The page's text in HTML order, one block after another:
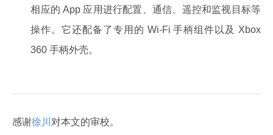
相应的 App 应用进行配置、通信、遥控和监视目标等
操作。它还配备了专用的 Wi-Fi 手柄组件以及 Xbox
360 手柄外壳。
感谢徐川 对本文的审校。